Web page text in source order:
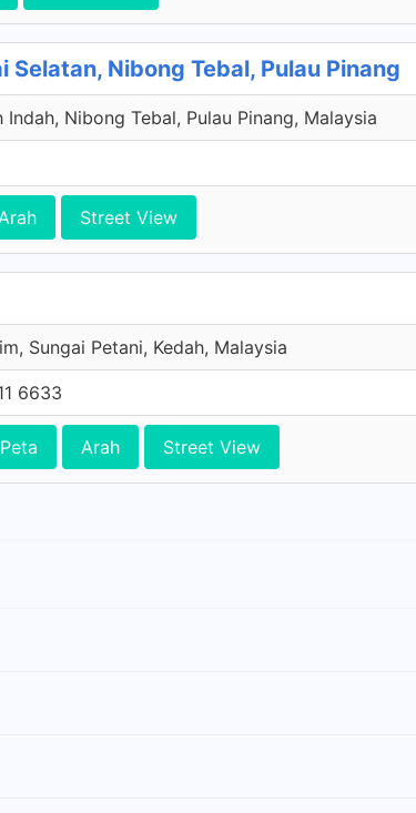
Selatan, Nibong Tebal, Pulau Pinang
Indah, Nibong Tebal, Pulau Pinang, Malaysia
Street View
Sungai Petani, Kedah, Malaysia
6633
Arah Street View